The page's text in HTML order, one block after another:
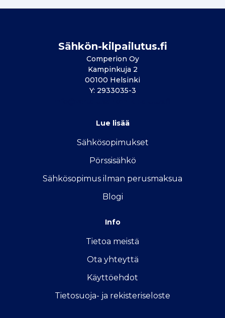
Sähkön-kilpailutus.fi
Comperion Oy
Kampinkuja 2
00100 Helsinki
Y: 2933035-3
Lue lisää
Sähkösopimukset
Pörssisähkö
Sähkösopimus ilman perusmaksua
Blogi
Info
Tietoa meistä
Ota yhteyttä
Käyttöehdot
Tietosuoja- ja rekisteriseloste